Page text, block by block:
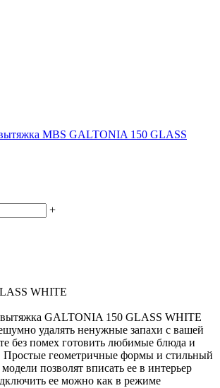
+
WHITE
GALTONIA 150 GLASS WHITE
удалять ненужные запахи с вашей
без помех готовить любимые блюда и
Простые геометричные формы и стильный
позволят вписать ее в интерьер
ее можно как в режиме